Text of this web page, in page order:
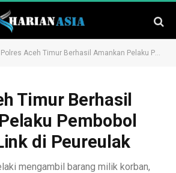
Polres Aceh Timur Berhasil Amankan Pelaku Pembobol Agen BSI Link di Peureulak
Timur Berhasil
Pembobol
di Peureulak
mengambil barang milik korban,